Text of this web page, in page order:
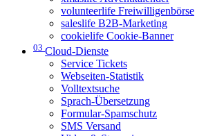
volunteerlife Freiwilligenbörse
saleslife B2B-Marketing
cookielife Cookie-Banner
03 Cloud-Dienste
Service Tickets
Webseiten-Statistik
Volltextsuche
Sprach-Übersetzung
Formular-Spamschutz
SMS Versand